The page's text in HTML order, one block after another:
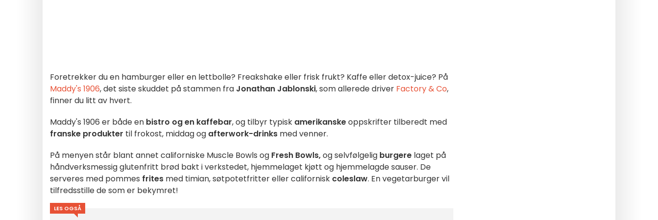
Foretrekker du en hamburger eller en lettbolle? Freakshake eller frisk frukt? Kaffe eller detox-juice? På
Maddy's 1906, det siste skuddet på stammen fra Jonathan Jablonski, som allerede driver Factory & Co,
finner du litt av hvert.
Maddy's 1906 er både en bistro og en kaffebar, og tilbyr typisk amerikanskeoppskrifter tilberedt med
franske produkter til frokost, middag og afterwork-drinks med venner.
På menyen står blant annet californiske Muscle Bowls og Fresh Bowls,og selvfølgelig burgere laget på
håndverksmessig glutenfritt brød bakt i verkstedet, hjemmelaget kjøtt og hjemmelagde sauser. De
serveres med pommes frites med timian, søtpotetfritter eller californisk coleslaw. En vegetarburger vil
tilfredsstille de som er bekymret!
LES OGSÅ